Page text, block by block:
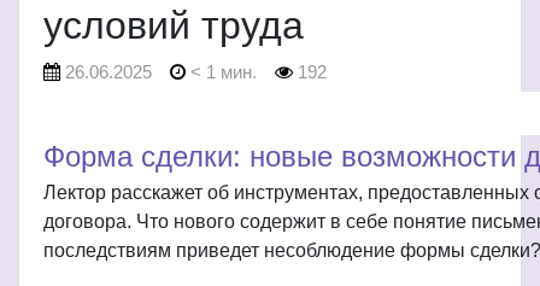
условий труда
26.06.2025 < 1 мин. 192
Форма сделки: новые возможности
Лектор расскажет об инструментах,
договора. Что нового содержит в себе понятие
последствиям приведет несоблюдение формы сделки?